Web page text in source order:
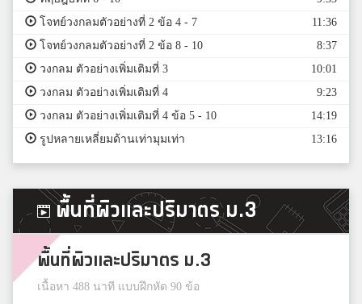
โจทย์วงกลมตัวอย่างที่ 2 ข้อ 4 - 7
11:36
โจทย์วงกลมตัวอย่างที่ 2 ข้อ 8 - 10
8:37
วงกลม ตัวอย่างเพิ่มเติมที่ 3
10:01
วงกลม ตัวอย่างเพิ่มเติมที่ 4
9:23
วงกลม ตัวอย่างเพิ่มเติมที่ 4 ข้อ 5 - 10
14:19
รูปหลายเหลี่ยมด้านเท่ามุมเท่า
13:16
พื้นที่ผิวและปริมาตร ม.3
พื้นที่ผิวและปริมาตร ม.3
เนื้อหา 488 นาที แบบฝึกหัด 90 ข้อ